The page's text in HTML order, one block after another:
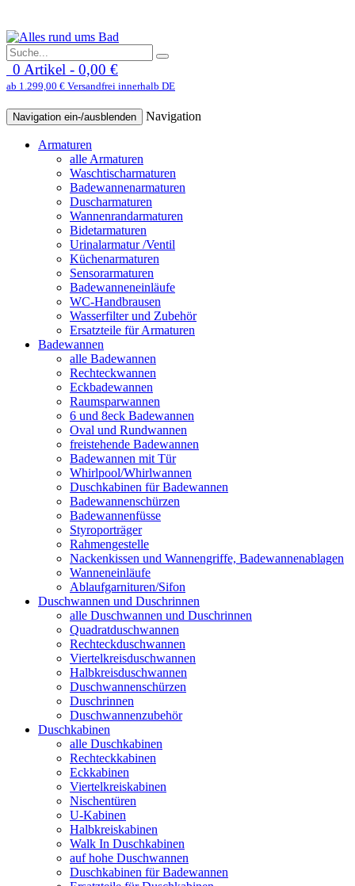
0 Artikel - 0,00 €
ab 1.299,00 € Versandfrei innerhalb DE
Navigation ein-/ausblenden Navigation
Armaturen
alle Armaturen
Waschtischarmaturen
Badewannenarmaturen
Duscharmaturen
Wannenrandarmaturen
Bidetarmaturen
Urinalarmatur /Ventil
Küchenarmaturen
Sensorarmaturen
Badewanneneinläufe
WC-Handbrausen
Wasserfilter und Zubehör
Ersatzteile für Armaturen
Badewannen
alle Badewannen
Rechteckwannen
Eckbadewannen
Raumsparwannen
6 und 8eck Badewannen
Oval und Rundwannen
freistehende Badewannen
Badewannen mit Tür
Whirlpool/Whirlwannen
Duschkabinen für Badewannen
Badewannenschürzen
Badewannenfüsse
Styroporträger
Rahmengestelle
Nackenkissen und Wannengriffe, Badewannenablagen
Wanneneinläufe
Ablaufgarnituren/Sifon
Duschwannen und Duschrinnen
alle Duschwannen und Duschrinnen
Quadratduschwannen
Rechteckduschwannen
Viertelkreisduschwannen
Halbkreisduschwannen
Duschwannenschürzen
Duschrinnen
Duschwannenzubehör
Duschkabinen
alle Duschkabinen
Rechteckkabinen
Eckkabinen
Viertelkreiskabinen
Nischentüren
U-Kabinen
Halbkreiskabinen
Walk In Duschkabinen
auf hohe Duschwannen
Duschkabinen für Badewannen